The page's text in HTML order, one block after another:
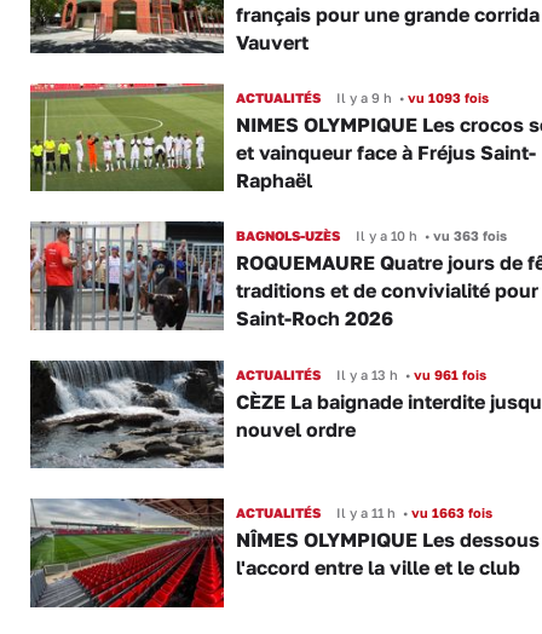
français pour une grande corrida
Vauvert
ACTUALITÉS Il y a 9 h •vu 1093 fois
NIMES OLYMPIQUE Les crocos
et vainqueur face à Fréjus Saint-
Raphaël
BAGNOLS-UZÈS Il y a 10 h •vu 363 fois
ROQUEMAURE Quatre jours de
traditions et de convivialité pour
Saint-Roch 2026
ACTUALITÉS Il y a 13 h •vu 961 fois
CÈZE La baignade interdite
nouvel ordre
ACTUALITÉS Il y a 11 h •vu 1663 fois
NÎMES OLYMPIQUE Les
l'accord entre la ville et le club